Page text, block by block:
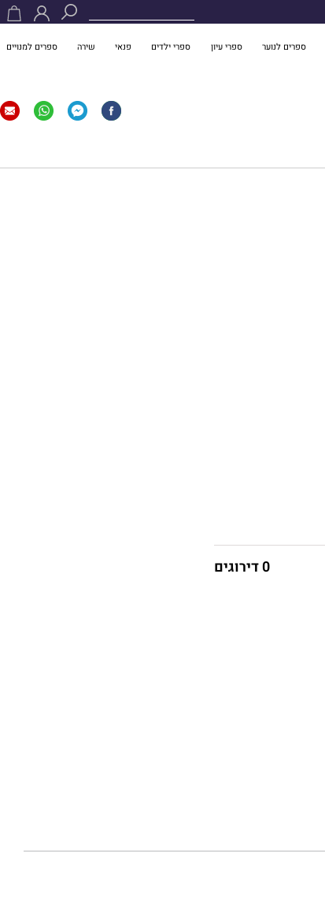
ספרים לנוער ספרי עיון ספרי ילדים פנאי שירה ספרים למנויים
0 דירוגים